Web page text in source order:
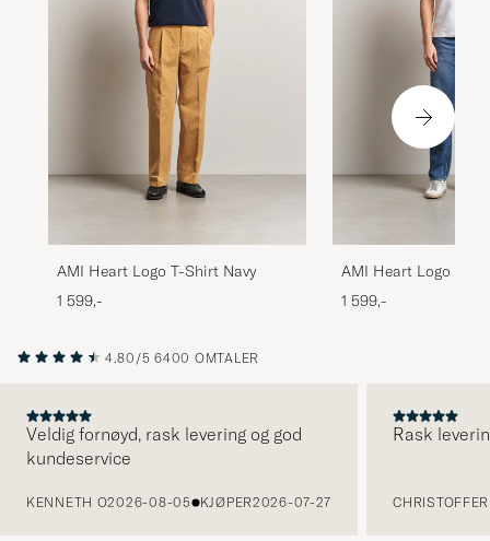
AMI Heart Logo T-Shirt Navy
1 599,-
AMI Heart Logo T-
1 599,-
4.80/5 6400 OMTALER
Veldig fornøyd, rask levering og god
kundeservice
KENNETH O2026-08-05 KJØPER2026-07-27
Rask